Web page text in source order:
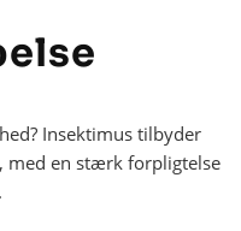
Insektimus tilbyder
med en stærk forpligtelse